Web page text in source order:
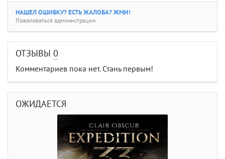
НАШЕЛ ОШИБКУ? ЕСТЬ ЖАЛОБА? ЖМИ!
Пожаловаться администрации
ОТЗЫВЫ 0
Комментариев пока нет. Стань первым!
ОЖИДАЕТСЯ